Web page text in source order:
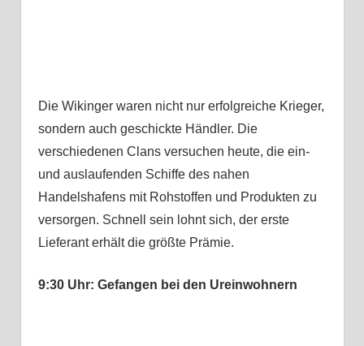
Die Wikinger waren nicht nur erfolgreiche Krieger,
sondern auch geschickte Händler. Die
verschiedenen Clans versuchen heute, die ein-
und auslaufenden Schiffe des nahen
Handelshafens mit Rohstoffen und Produkten zu
versorgen. Schnell sein lohnt sich, der erste
Lieferant erhält die größte Prämie.
9:30 Uhr: Gefangen bei den Ureinwohnern